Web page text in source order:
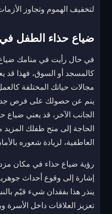
لتخفيف الهموم وتجاوز
ضياع حذاء الطفل في
في حال رأيت في منامك
كالمسجد أو السوق، فهذا
مجالات حياتك المختلفة
ينم عن حصولك على فرص
الجانب الآخر، قد يعني ضياع
الحاجة إلى منح طفلك المزيد
العاطفية، لزيادة شعوره
رؤية ضياع حذاء في مكان
إشارة إلى وقوع أحداث
ينذر هذا بفقدان شيء قيّم
تعزيز العلاقات داخل الأسرة